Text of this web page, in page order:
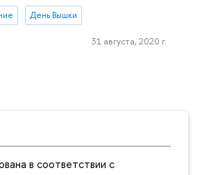
в соответствии с
День Вышки
31 августа, 2020 г.